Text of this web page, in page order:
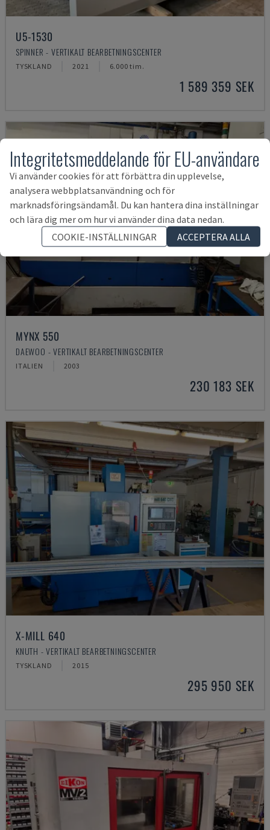
U5-1530
SPINNER - VERTIKALT BEARBETNINGSCENTER
TYSKLAND 2021 6.000 tim.
1 589 359 SEK
MYNX 550
DAEWOO - VERTIKALT BEARBETNINGSCENTER
ITALIEN 2003
230 183 SEK
X-MILL 640
KNUTH - VERTIKALT BEARBETNINGSCENTER
TYSKLAND 2015
295 950 SEK
Integritetsmeddelande för EU-användare
Vi använder cookies för att förbättra din upplevelse,
analysera webbplatsanvändning och för
marknadsföringsändamål. Du kan hantera dina inställningar
och lära dig mer om hur vi använder dina data nedan.
COOKIE-INSTÄLLNINGAR
ACCEPTERA ALLA